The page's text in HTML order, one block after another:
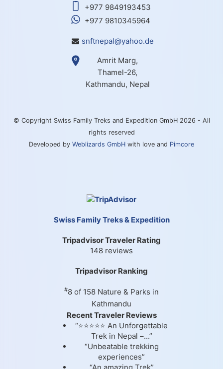
+977 9849193453
+977 9810345964
snftnepal@yahoo.de
Amrit Marg,
Thamel-26,
Kathmandu, Nepal
© Copyright Swiss Family Treks and Expedition GmbH 2026 - All
rights reserved
Developed by Weblizards GmbH with love and Pimcore
Swiss Family Treks & Expedition
Tripadvisor Traveler Rating
148 reviews
Tripadvisor Ranking
#8 of 158 Nature & Parks in
Kathmandu
Recent Traveler Reviews
“⭐⭐⭐⭐⭐ An Unforgettable
Trek in Nepal –...”
“Unbeatable trekking
experiences”